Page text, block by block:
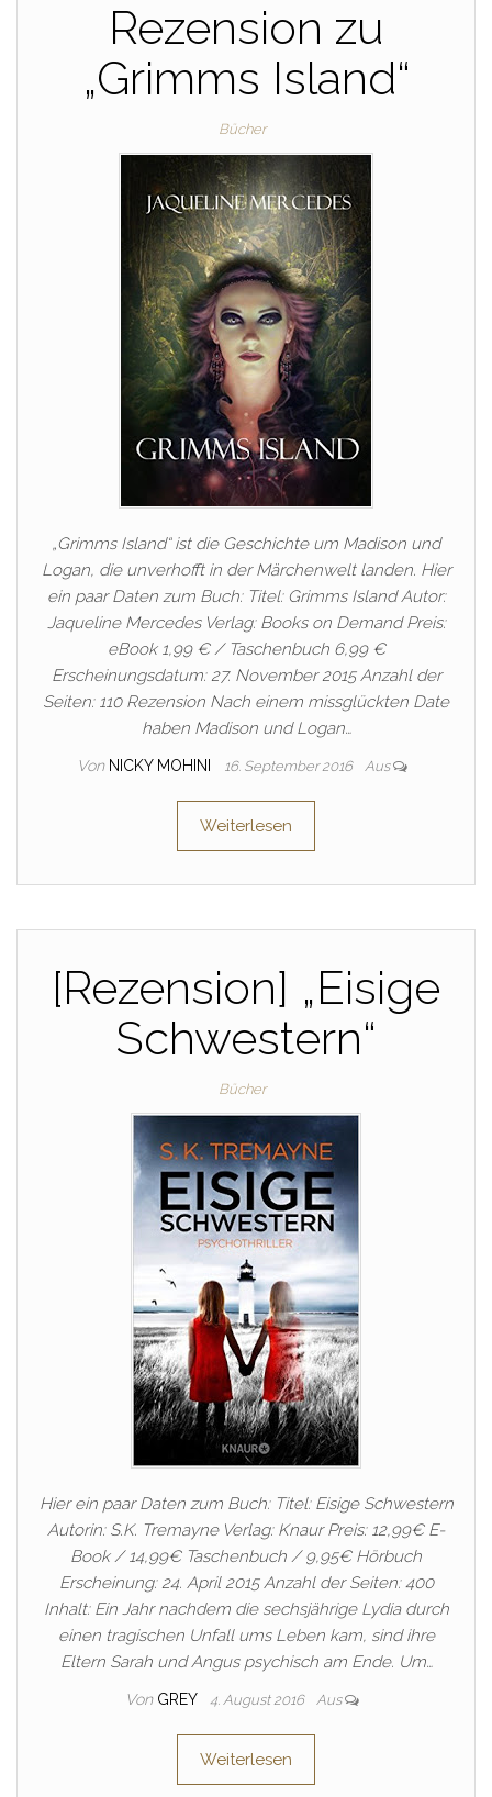
Rezension zu
„Grimms Island“
Bücher
„Grimms Island“ ist die Geschichte um Madison und
Logan, die unverhofft in der Märchenwelt landen. Hier
ein paar Daten zum Buch: Titel: Grimms Island Autor:
Jaqueline Mercedes Verlag: Books on Demand Preis:
eBook 1,99 € / Taschenbuch 6,99 €
Erscheinungsdatum: 27. November 2015 Anzahl der
Seiten: 110 Rezension Nach einem missglückten Date
haben Madison und Logan…
Von NICKY MOHINI 16. September 2016 Aus
Weiterlesen
[Rezension] „Eisige
Schwestern“
Bücher
Hier ein paar Daten zum Buch: Titel: Eisige Schwestern
Autorin: S.K. Tremayne Verlag: Knaur Preis: 12,99€ E-
Book / 14,99€ Taschenbuch / 9,95€ Hörbuch
Erscheinung: 24. April 2015 Anzahl der Seiten: 400
Inhalt: Ein Jahr nachdem die sechsjährige Lydia durch
einen tragischen Unfall ums Leben kam, sind ihre
Eltern Sarah und Angus psychisch am Ende. Um…
Von GREY 4. August 2016 Aus
Weiterlesen